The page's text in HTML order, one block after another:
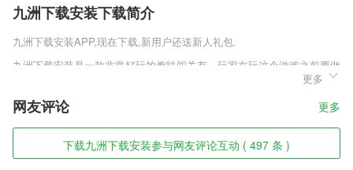
九洲下载安装下载简介
九洲下载安装APP,现在下载,新用户还送新人礼包.
九洲下载安装是一款非常好玩的趣味闯关有，玩家在玩这个游戏之前要做
好准备，有的内容非常的烧脑哦，这里的玩法非常奇特，这里你要猜出上
一个玩家答案的相反的意思，这个就比较困难了，想要猜中答案的话就必
须要知道其他玩家的答案，怎么才能获得胜利呢就看你自己了。
九洲下载安装软件特色
1,【专属客服】企业财务有问题?专属客服24h在线解答
更多
网友评论 更多
下载九洲下载安装参与网友评论互动 ( 497 条 )